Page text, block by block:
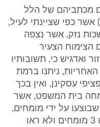
מכתביהם של הלל
מנור (ת/3) ושל ד"ר יעקובי (ת/4) אשר כפי שציינתי לעיל,
נזק, אשר נצפה
הצימוח הצעיר
ואדגיש כי, תשובותיו
ניתנו ברמת
עסקינן, ואין בכך
בית המשפט, אשר
על ידי מומחים,
בזמן קרות הנזק " עובדה שביקרו 3 מומחים ולא ראו